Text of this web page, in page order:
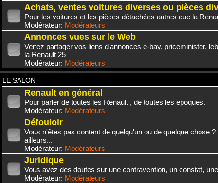
Achats, ventes voitures diverses ou pièces
Pour les voitures et les pièces détachées autres que la
Modérateur: Modérateurs
Annonces vues sur le Web
Venez partager vos liens d'annonces e-bay, priceminister,
la Renault 25
Modérateur: Modérateurs
LE SALON
Renault en général
Pour parler de toutes les Renault , de toutes les époques.
Modérateur: Modérateurs
Défouloir
Vous n'êtes pas content de quelqu'un ou de quelque chose
ailleurs...
Modérateur: Modérateurs
Juridique
Vous avez des doutes sur une contravention, un constat,
Modérateur: Modérateurs